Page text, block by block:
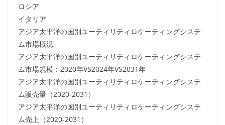
ロシア
イタリア
アジア太平洋の国別ユーティリティロケーティングシステ
ム市場概況
アジア太平洋の国別ユーティリティロケーティングシステ
ム市場規模：2020年VS2024年VS2031年
アジア太平洋の国別ユーティリティロケーティングシステ
ム販売量（2020-2031）
アジア太平洋の国別ユーティリティロケーティングシステ
ム売上（2020-2031）